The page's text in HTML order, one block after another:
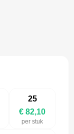
25
€ 82,10
per stuk